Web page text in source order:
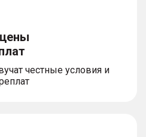
честные условия и